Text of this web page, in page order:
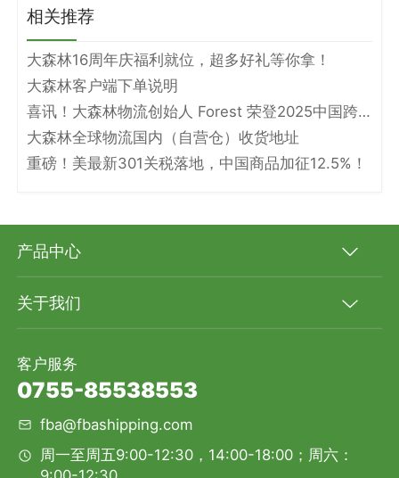
相关推荐
大森林16周年庆福利就位，超多好礼等你拿！
大森林客户端下单说明
喜讯！大森林物流创始人 Forest 荣登2025中国跨境电商物流名人堂！
大森林全球物流国内（自营仓）收货地址
重磅！美最新301关税落地，中国商品加征12.5%！
产品中心
关于我们
客户服务
0755-85538553
fba@fbashipping.com
周一至周五9:00-12:30，14:00-18:00；周六：